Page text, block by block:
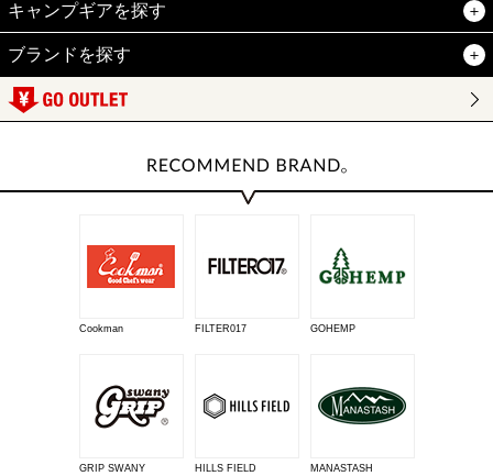
キャンプギアを探す
ブランドを探す
Cookman FILTER017 GOHEMP
GRIP SWANY HILLS FIELD MANASTASH